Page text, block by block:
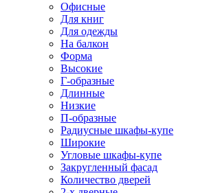
Офисные
Для книг
Для одежды
На балкон
Форма
Высокие
Г-образные
Длинные
Низкие
П-образные
Радиусные шкафы-купе
Широкие
Угловые шкафы-купе
Закругленный фасад
Количество дверей